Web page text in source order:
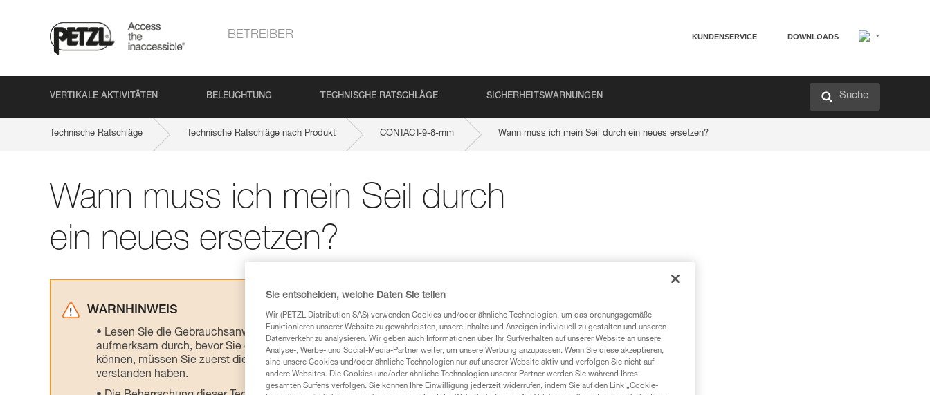
BETREIBER KUNDENSERVICE DOWNLOADS
VERTIKALE AKTIVITÄTEN BELEUCHTUNG TECHNISCHE RATSCHLÄGE SICHERHEITSWARNUNGEN Suche
Technische Ratschläge Technische Ratschläge nach Produkt CONTACT-9-8-mm Wann muss ich mein Seil durch ein neues ersetzen?
Wann muss ich mein Seil durch
ein neues ersetzen?
WARNHINWEIS
Lesen Sie die Gebrauchsanweisungen der Produkte, um die es in diesem Tech Tipp geht,
aufmerksam durch, bevor Sie diesen zu Rate ziehen. Um diese Zusatzinformationen verstehen zu
können, müssen Sie zuerst die in der Gebrauchsanweisung enthaltenen Informationen richtig
verstanden haben.
Sie entscheiden, welche Daten Sie teilen
Wir (PETZL Distribution SAS) verwenden Cookies und/oder ähnliche Technologien, um das ordnungsgemäße
Funktionieren unserer Website zu gewährleisten, unsere Inhalte und Anzeigen individuell zu gestalten und unseren
Datenverkehr zu analysieren. Wir geben auch Informationen über Ihr Surfverhalten auf unserer Website an unsere
Analyse-, Werbe- und Social-Media-Partner weiter, um unsere Werbung anzupassen. Wenn Sie diese akzeptieren,
sind unsere Cookies und/oder ähnliche Technologien nur auf unserer Website aktiv und verfolgen Sie nicht auf
andere Websites. Die Cookies und/oder ähnliche Technologien unserer Partner werden Sie während Ihres
gesamten Surfens verfolgen. Sie können Ihre Einwilligung jederzeit widerrufen, indem Sie auf den Link „Cookie-